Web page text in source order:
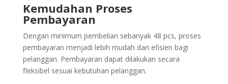
Kemudahan Proses
Pembayaran
Dengan minimum pembelian sebanyak 48 pcs, proses
pembayaran menjadi lebih mudah dan efisien bagi
pelanggan. Pembayaran dapat dilakukan secara
fleksibel sesuai kebutuhan pelanggan.